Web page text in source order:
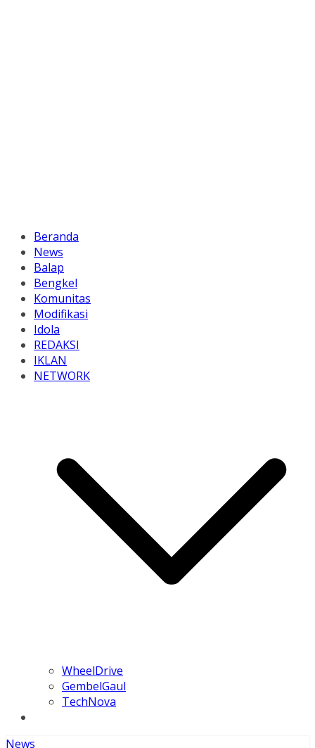
Beranda
News
Balap
Bengkel
Komunitas
Modifikasi
Idola
REDAKSI
IKLAN
NETWORK
WheelDrive
GembelGaul
TechNova
News